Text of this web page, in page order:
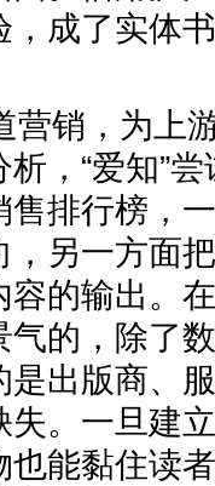
，成了实
营销，为上
，“爱知”
售排行榜，
另一方面
的输出。
的，除了
出版商、
失。一旦建
也能黏住读